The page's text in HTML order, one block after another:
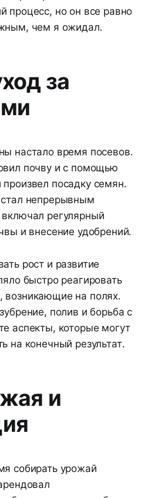
процесс, но он все равно
чем я ожидал.
за
настало время посевов.
почву и с помощью
посадку семян.
непрерывным
регулярный
и внесение удобрений.
рост и развитие
быстро реагировать
на полях.
полив и борьба с
аспекты, которые могут
на конечный результат.
и
собирать урожай